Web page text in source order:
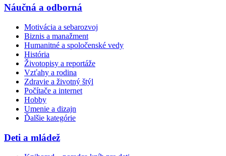
Náučná a odborná
Motivácia a sebarozvoj
Biznis a manažment
Humanitné a spoločenské vedy
História
Životopisy a reportáže
Vzťahy a rodina
Zdravie a životný štýl
Počítače a internet
Hobby
Umenie a dizajn
Ďalšie kategórie
Deti a mládež